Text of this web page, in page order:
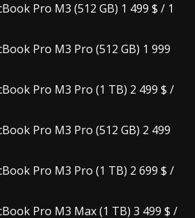
Pro M3 (512 GB) 1 499 $ / 1
Pro M3 Pro (512 GB) 1 999
Pro M3 Pro (1 TB) 2 499 $ /
Pro M3 Pro (512 GB) 2 499
Pro M3 Pro (1 TB) 2 699 $ /
Pro M3 Max (1 TB) 3 499 $ /